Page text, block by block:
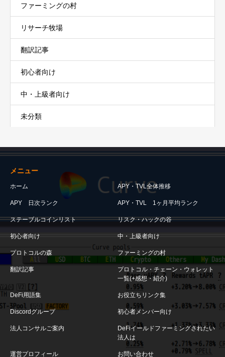
ファーミングの村
リサーチ牧場
翻訳記事
初心者向け
中・上級者向け
未分類
メニュー
ホーム APY・TVL全体推移
APY 日次ランク APY・TVL 1ヶ月平均ランク
ステーブルコインリスト リスク・ハックの谷
初心者向け 中・上級者向け
プロトコルの森 ファーミングの村
翻訳記事
プロトコル・チェーン・ウォレット
一覧(+感想・紹介)
DeFi用語集 お役立ちリンク集
Discordグループ 初心者メンバー向け
法人コンサルご案内
DeFiイールドファーミングされたい
法人は
運営プロフィール お問い合わせ